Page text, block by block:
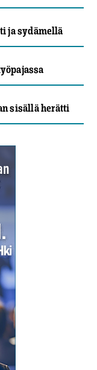
ja sydämellä
sisällä herätti